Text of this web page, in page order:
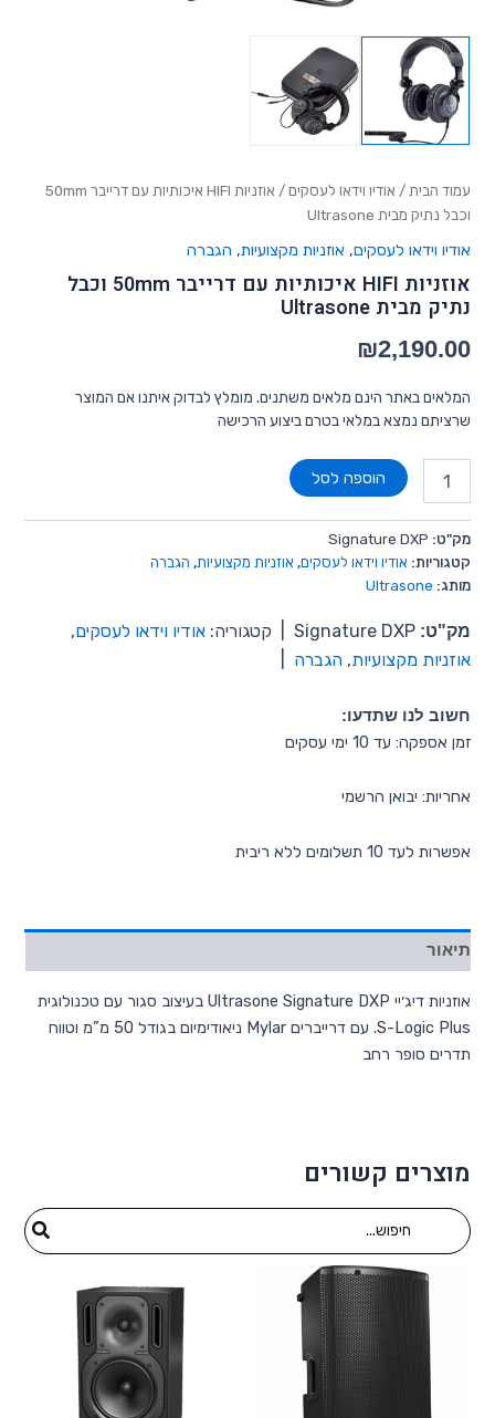
עמוד הבית / אודיו וידאו לעסקים
/ אוזניות HIFI איכותיות עם דרייבר 50mm
וכבל נתיק מבית Ultrasone
אודיו וידאו לעסקים, אוזניות מקצועיות, הגברה
אוזניות HIFI איכותיות עם דרייבר 50mm וכבל
נתיק מבית Ultrasone
₪2,190.00
המלאים באתר הינם מלאים משתנים. מומלץ לבדוק איתנו אם המוצר
שרציתם נמצא במלאי בטרם ביצוע הרכישה
הוספה לסל
מק"ט: Signature DXP
קטגוריות: אודיו וידאו לעסקים, אוזניות מקצועיות, הגברה
מותג: Ultrasone
מק"ט: Signature DXP קטגוריה:אודיו וידאו לעסקים,
אוזניות מקצועיות,הגברה
חשוב לנו שתדעו:
זמן אספקה: עד 10 ימי עסקים
אחריות: יבואן הרשמי
אפשרות לעד 10 תשלומים ללא ריבית
תיאור
אוזניות דיג׳יי Ultrasone Signature DXP בעיצוב סגור עם טכנולוגית
S-Logic Plus. עם דרייברים Mylar ניאודימיום בגודל 50 מ”מ וטווח
תדרים סופר רחב
מוצרים קשורים
for: